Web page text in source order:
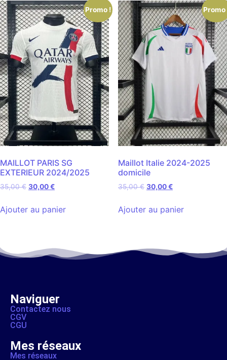
Promo !
MAILLOT PARIS SG
EXTERIEUR 2024/2025
35,00€ 30,00€
Ajouter au panier
Promo
Maillot Italie 2024-2025
domicile
35,00€ 30,00€
Ajouter au panier
Naviguer
Contactez nous
CGV
CGU
Mes réseaux
Mes réseaux